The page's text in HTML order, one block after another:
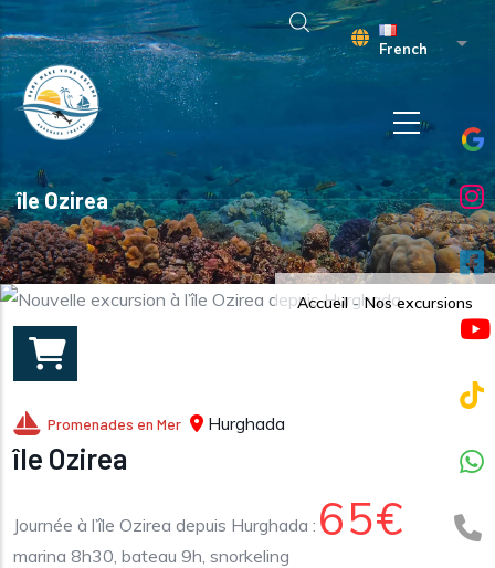
Aller au contenu principal
French
île Ozirea
Accueil - Nos excursions
Promenades en Mer Hurghada
île Ozirea
Journée à l’île Ozirea depuis Hurghada :
marina 8h30, bateau 9h, snorkeling
65€